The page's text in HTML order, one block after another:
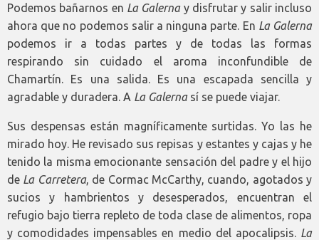
Podemos bañarnos en La Galernay disfrutar y salir incluso
ahora que no podemos salir a ninguna parte. En La Galerna
podemos ir a todas partes y de todas las formas
respirando sin cuidado el aroma inconfundible de
Chamartín. Es una salida. Es una escapada sencilla y
agradable y duradera. A La Galernasí se puede viajar.
Sus despensas están magníficamente surtidas. Yo las he
mirado hoy. He revisado sus repisas y estantes y cajas y he
tenido la misma emocionante sensación del padre y el hijo
de La Carretera, de Cormac McCarthy, cuando, agotados y
sucios y hambrientos y desesperados, encuentran el
refugio bajo tierra repleto de toda clase de alimentos, ropa
y comodidades impensables en medio del apocalipsis. La